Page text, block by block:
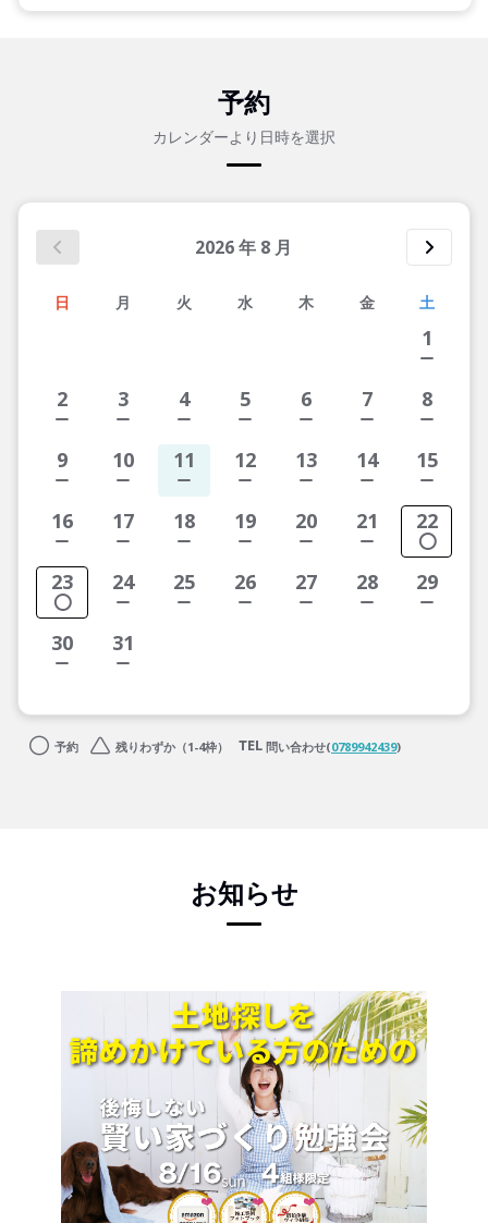
予約
カレンダーより日時を選択
2026年 8 月
日 月 火 水 木 金 土
1
2 3 4 5 6 7 8
9 10 11 12 13 14 15
16 17 18 19 20 21 22
23 24 25 26 27 28 29
30 31
予約 残りわずか（1-4枠） 問い合わせ(0789942439)
お知らせ